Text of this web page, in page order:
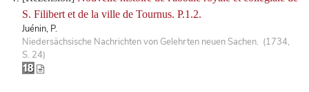
S. Filibert et de la ville de Tournus. P.1.2.
Juénin, P.
Niedersächsische Nachrichten von Gelehrten neuen Sachen. (1734,
S. 24)